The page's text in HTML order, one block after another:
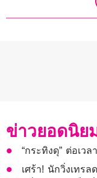
ข่าวยอดนิย
“กระทิงดุ” ต่อเว
เศร้า! นักวิ่งเทร